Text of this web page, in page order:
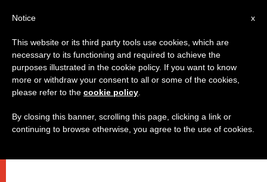
x
Notice
This website or its third party tools use cookies, which are
necessary to its functioning and required to achieve the
purposes illustrated in the cookie policy. If you want to know
more or withdraw your consent to all or some of the cookies,
please refer to the cookie policy
By closing this banner, scrolling this page, clicking a link or
continuing to browse otherwise, you agree to the use of cookies.